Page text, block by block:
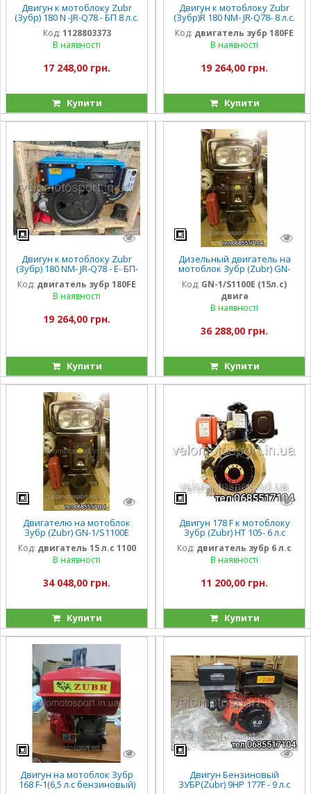
Двигун к мотоблоку Zubr
(Зубр) 180 N -JR-Q78 - БП 8 л.с.
ручной - ПЛЮС
Код: 1128803373
В наявності
17 248,00 грн.
Купити
Двигун к мотоблоку Zubr
(Зубр)R 180 NM- JR-Q78- 8 л.с.
электро
Код: двигатель зубр 180FE
В наявності
19 264,00 грн.
Купити
Двигун к мотоблоку Zubr
(Зубр) 180 NM- JR-Q78 - Е- БП-
8 л.с. электро ПЛЮС.
Код: двигатель зубр 180FE
В наявності
19 264,00 грн.
Купити
Дизельный двигатель на
мотоблок Зубр (Zubr) GN-
1/S1100E (15л.с)
Код: GN-1/S1100E (15л.с)
двига
В наявності
36 288,00 грн.
Купити
Двигателю на мотоблок
Зубр (Zubr) GN-1/S1100E
Код: двигатель 15 л.с 1100
В наявності
34 048,00 грн.
Купити
Двигун 178 F к мотоблоку
Зубр (Zubr) НТ 105- 6 л.с
ручной стартер.
Код: двигатель зубр 6 л.с
В наявності
11 200,00 грн.
Купити
Двигун на мотоблок Зубр
168 F-1(6,5 л.с бензиновый)
Двигун Бензиновый
ЗУБР(Zubr) 9HP 177F - 9 л.с